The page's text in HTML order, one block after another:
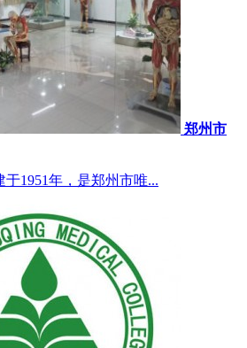
郑州市
1951年，是郑州市唯...